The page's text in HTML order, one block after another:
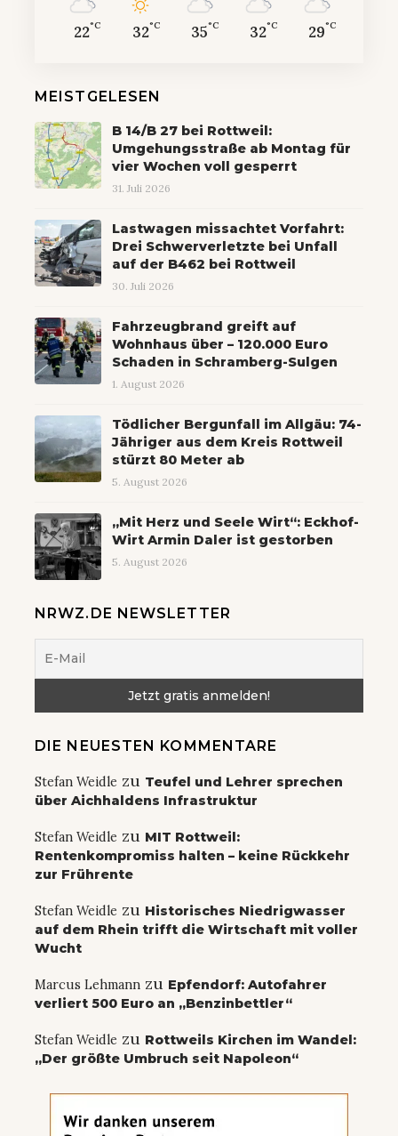
22°C 32°C 35°C 32°C 29°C
MEISTGELESEN
B 14/B 27 bei Rottweil:
Umgehungsstraße ab Montag für
vier Wochen voll gesperrt
31. Juli 2026
Lastwagen missachtet Vorfahrt:
Drei Schwerverletzte bei Unfall
auf der B462 bei Rottweil
30. Juli 2026
Fahrzeugbrand greift auf
Wohnhaus über – 120.000 Euro
Schaden in Schramberg-Sulgen
1. August 2026
Tödlicher Bergunfall im Allgäu: 74-
Jähriger aus dem Kreis Rottweil
stürzt 80 Meter ab
5. August 2026
„Mit Herz und Seele Wirt“: Eckhof-
Wirt Armin Daler ist gestorben
5. August 2026
NRWZ.DE NEWSLETTER
DIE NEUESTEN KOMMENTARE
Stefan Weidle zu Teufel und Lehrer sprechen
über Aichhaldens Infrastruktur
Stefan Weidle zu MIT Rottweil:
Rentenkompromiss halten – keine Rückkehr
zur Frührente
Stefan Weidle zu Historisches Niedrigwasser
auf dem Rhein trifft die Wirtschaft mit voller
Wucht
Marcus Lehmann zu Epfendorf: Autofahrer
verliert 500 Euro an „Benzinbettler“
Stefan Weidle zu Rottweils Kirchen im Wandel:
„Der größte Umbruch seit Napoleon“